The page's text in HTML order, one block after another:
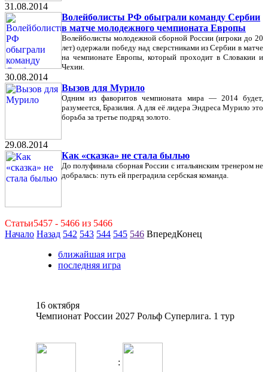
31.08.2014
Волейболисты РФ обыграли команду Сербии
в матче молодежного чемпионата Европы
Волейболисты молодежной сборной России (игроки до 20
лет) одержали победу над сверстниками из Сербии в матче
на чемпионате Европы, который проходит в Словакии и
Чехии.
30.08.2014
Вызов для Мурило
Одним из фаворитов чемпионата мира — 2014 будет,
разумеется, Бразилия. А для её лидера Эндреса Мурило это
борьба за третье подряд золото.
29.08.2014
Как «сказка» не стала былью
До полуфинала сборная России с итальянским тренером не
добралась: путь ей преградила сербская команда.
Статьи5457 - 5466 из 5466
Начало Назад 542 543 544 545 546 ВпередКонец
ближайшая игра
последняя игра
16 октября
Чемпионат России 2027 Рольф Суперлига. 1 тур
: